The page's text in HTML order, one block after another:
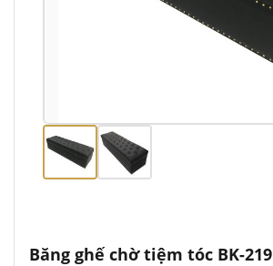
Băng ghế chờ tiệm tóc BK-219